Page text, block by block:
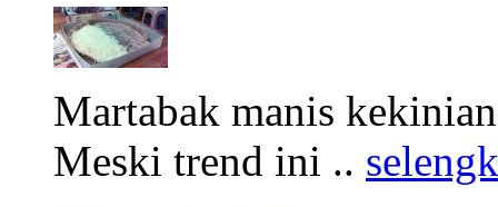
Martabak manis
Meski trend ini ..